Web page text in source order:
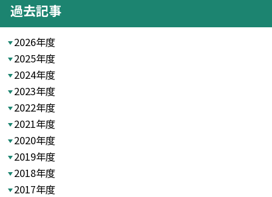
過去記事
2026年度
2025年度
2024年度
2023年度
2022年度
2021年度
2020年度
2019年度
2018年度
2017年度